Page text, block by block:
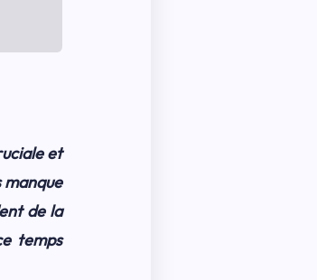
et
de la
temps